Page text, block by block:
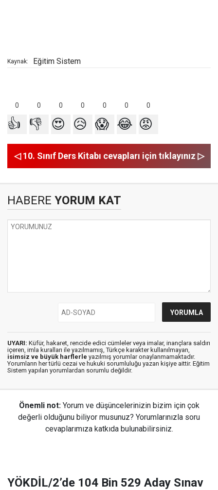
Kaynak: Eğitim Sistem
0 0 0 0 0 0 0
👍 👎 😍 😥 😱 😂 😡
◁ 10. Sınıf Ders Kitabı cevapları için tıklayınız ▷
HABERE YORUM KAT
UYARI: Küfür, hakaret, rencide edici cümleler veya imalar, inançlara saldırı
içeren, imla kuralları ile yazılmamış, Türkçe karakter kullanılmayan,
isimsiz ve büyük harflerle yazılmış yorumlar onaylanmamaktadır.
Yorumların her türlü cezai ve hukuki sorumluluğu yazan kişiye aittir. Eğitim
Sistem yapılan yorumlardan sorumlu değildir.
Önemli not: Yorum ve düşüncelerinizin bizim için çok
değerli olduğunu biliyor musunuz? Yorumlarınızla soru
cevaplarımıza katkıda bulunabilirsiniz.
YÖKDİL/2’de 104 Bin 529 Aday Sınav